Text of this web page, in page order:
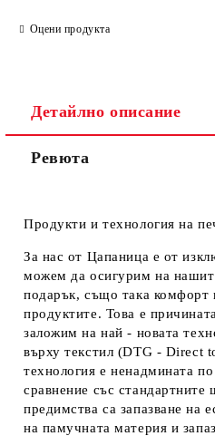
Оцени продукта
Детайлно описание
Ревюта
Продукти и технология на
За нас от Цапаница е от
можем да осигурим на
подарък, също така комфорт
продуктите. Това е
заложим на най - новата
върху текстил (DTG - Direct
технология е ненадмината по
сравнение със
предимства са запазване на
на памучната материя и